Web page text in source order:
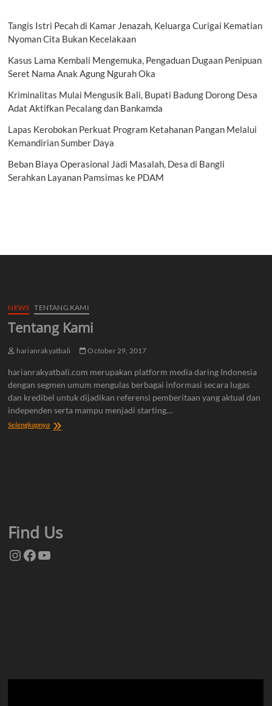
Tangis Istri Pecah di Kamar Jenazah, Keluarga Curigai Kematian
Nyoman Cita Bukan Kecelakaan
Kasus Lama Kembali Mengemuka, Pengaduan Dugaan Penipuan
Seret Nama Anak Agung Ngurah Oka
Kriminalitas Mulai Mengusik Bali, Bupati Badung Dorong Desa
Adat Aktifkan Pecalang dan Bankamda
Lapas Kerobokan Perkuat Program Ketahanan Pangan Melalui
Kemandirian Sumber Daya
Beban Biaya Operasional Jadi Masalah, Desa di Bangli
Serahkan Layanan Pamsimas ke PDAM
NEWS TENTANG KAMI
Tentang Kami
harianrakyatbali October 29, 2017
harianrakyatbali.com merupakan platform media daring Indonesia
dengan segmen umum mengulas berbagai informasi secara lugas
dan kredibel untuk dijadikan referensi pemberitaan yang aktual dan
independen serta mampu menjadi starting…
SelengkapnyaTentang
Find Us
Instagram
Facebook
YouTube